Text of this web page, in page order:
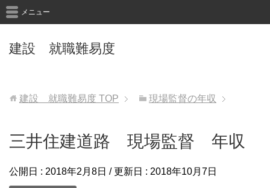
建設 就職難易度
メニュー
建設 就職難易度 TOP 現場監督の年収
三井住建道路 現場監督 年収
公開日 : 2018年2月8日 / 更新日 : 2018年10月7日